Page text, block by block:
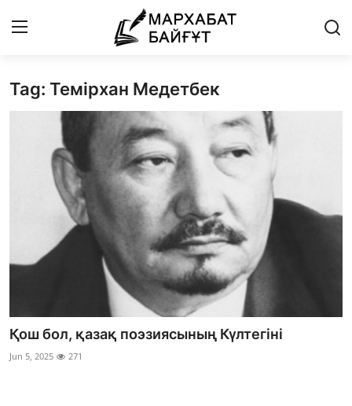
Басты бет
Байланыс
Мархабат Байғұт 80 жас
Бір ауыз сөз
Әлем әдебиеті
Tag: Темірхан Медетбек
Қош бол, қазақ поэзиясының Күлтегіні
Jun 5, 2025 271